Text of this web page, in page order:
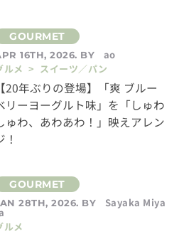
16TH, 2026. BY
ao
ルメ > スイーツ／パン
【20年ぶりの登場】「爽 ブルー
リーヨーグルト味」を「しゅわ
ゅわ、あわあわ！」映えアレン
！
28TH, 2026. BY Sayaka Miya
ルメ